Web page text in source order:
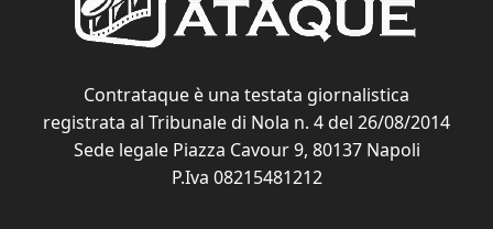
Contrataque è una testata giornalistica
registrata al Tribunale di Nola n. 4 del 26/08/2014
Sede legale Piazza Cavour 9, 80137 Napoli
P.Iva 08215481212